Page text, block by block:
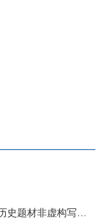
非虚构写作多人谈